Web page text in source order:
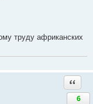
труду африканских
6